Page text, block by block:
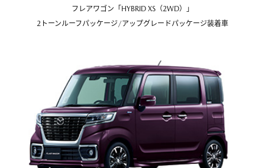
フレアワゴン「HYBRID XS（2WD）」
2トーンルーフパッケージ/アップグレードパッケージ装着車